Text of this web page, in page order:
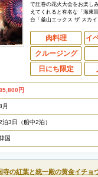
で圧巻の花火大会をお楽し
えてくれると有名な「海東
台「釜山エックス ザ スカ
肉料理
イ
クルージング
日にち限定
円
月
泊3日（船中2泊）
国
寺の紅葉と統一殿の黄金イチョ